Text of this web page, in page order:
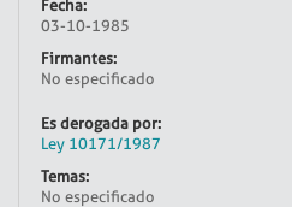
Fecha:
03-10-1985
Firmantes:
No especificado
Es derogada por:
Ley 10171/1987
Temas:
No especificado